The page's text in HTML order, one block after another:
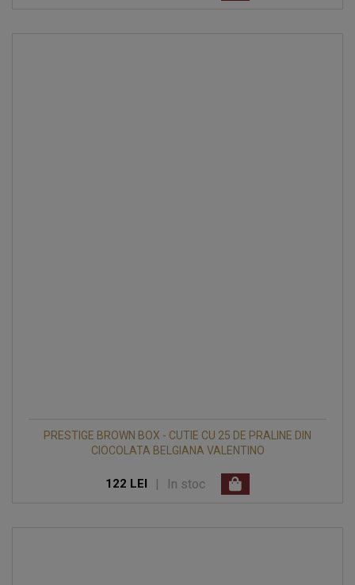
PRESTIGE BROWN BOX - CUTIE CU 25 DE PRALINE DIN
CIOCOLATA BELGIANA VALENTINO
122 LEI | In stoc